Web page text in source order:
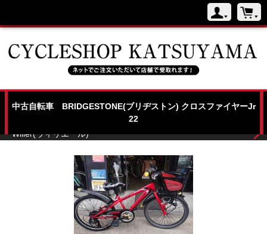
中古自転車 BRIDGESTONE(ブリヂストン) クロスファイヤーJr
22
トップページ
USED BICYCLE
Wilier(ウィリエール)